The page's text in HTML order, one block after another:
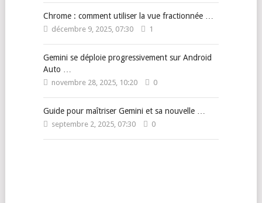
Chrome : comment utiliser la vue fractionnée …
décembre 9, 2025, 07:30 1
Gemini se déploie progressivement sur Android
Auto …
novembre 28, 2025, 10:20 0
Guide pour maîtriser Gemini et sa nouvelle …
septembre 2, 2025, 07:30 0